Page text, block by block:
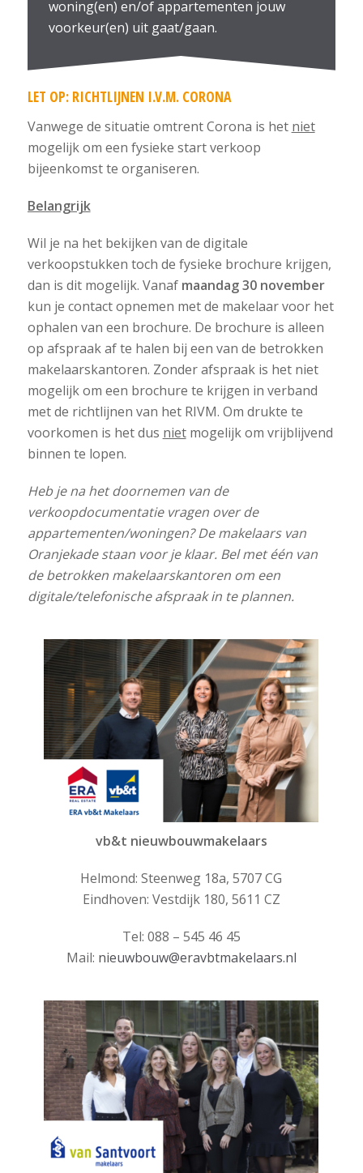
woning(en) en/of appartementen jouw
voorkeur(en) uit gaat/gaan.
LET OP: RICHTLIJNEN I.V.M. CORONA
Vanwege de situatie omtrent Corona is het niet
mogelijk om een fysieke start verkoop
bijeenkomst te organiseren.
Belangrijk
Wil je na het bekijken van de digitale
verkoopstukken toch de fysieke brochure krijgen,
dan is dit mogelijk. Vanaf maandag 30 november
kun je contact opnemen met de makelaar voor het
ophalen van een brochure. De brochure is alleen
op afspraak af te halen bij een van de betrokken
makelaarskantoren. Zonder afspraak is het niet
mogelijk om een brochure te krijgen in verband
met de richtlijnen van het RIVM. Om drukte te
voorkomen is het dus nietmogelijk om vrijblijvend
binnen te lopen.
Heb je na het doornemen van de
verkoopdocumentatie vragen over de
appartementen/woningen? De makelaars van
Oranjekade staan voor je klaar. Bel met één van
de betrokken makelaarskantoren om een
digitale/telefonische afspraak in te plannen.
vb&t nieuwbouwmakelaars
Helmond: Steenweg 18a, 5707 CG
Eindhoven: Vestdijk 180, 5611 CZ
Tel: 088 – 545 46 45
Mail: nieuwbouw@eravbtmakelaars.nl